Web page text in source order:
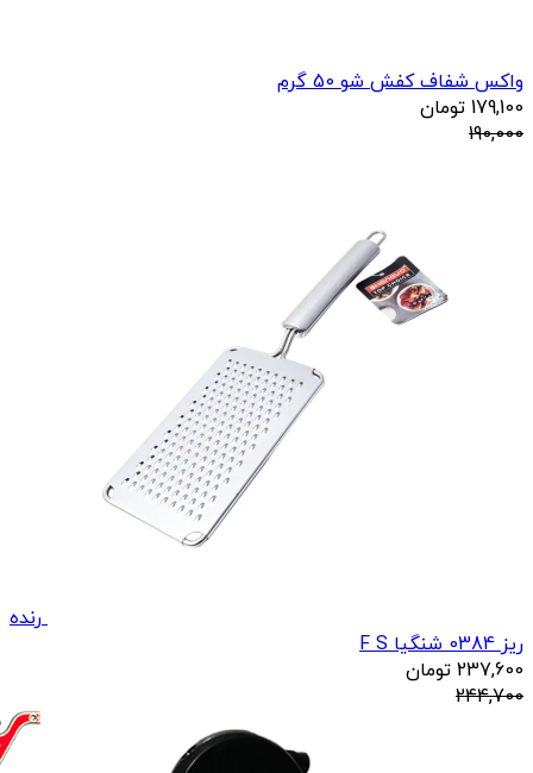
واکس شفاف کفش شو 50 گرم
179,100 تومان
190,000
رنده
ریز 0384 شنگیا F S
237,600 تومان
244,700